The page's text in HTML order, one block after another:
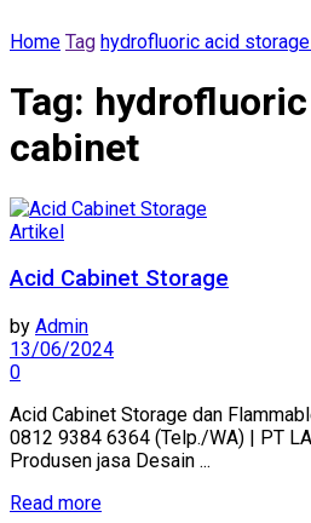
Home Tag hydrofluoric acid
Tag:
cabinet
Artikel
Acid Cabinet Storage
by Admin
13/06/2024
0
Acid Cabinet Storage dan
0812 9384 6364 (Telp./WA) | PT
Produsen jasa Desain ...
Read more